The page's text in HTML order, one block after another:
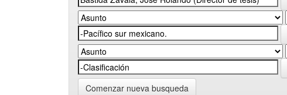
Comenzar nueva busqueda